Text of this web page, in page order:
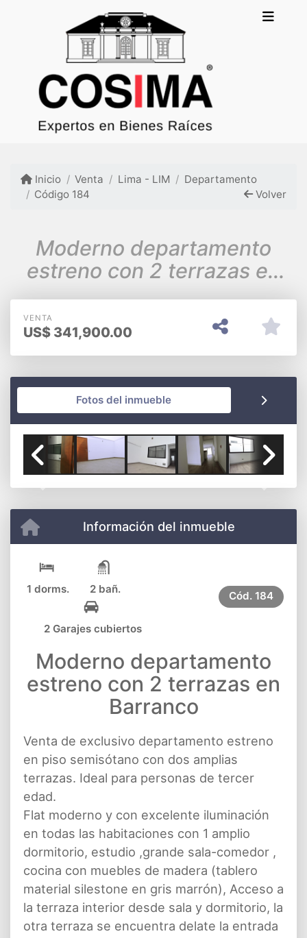
Inicio Venta Lima - LIM
Departamento
Código 184
Volver
Moderno departamento
estreno con 2 terrazas en
Barranco
VENTA
US$ 341,900.00
Fotos del inmueble
Información del inmueble
1 dorms. 2 bañ.
2 Garajes cubiertos
Cód. 184
Moderno departamento
estreno con 2 terrazas en
Barranco
Venta de exclusivo departamento estreno
en piso semisótano con dos amplias
terrazas. Ideal para personas de tercer
edad.
Flat moderno y con excelente iluminación
en todas las habitaciones con 1 amplio
dormitorio, estudio ,grande sala-comedor ,
cocina con muebles de madera (tablero
material silestone en gris marrón), Acceso a
la terraza interior desde sala y dormitorio, la
otra terraza se encuentra delate la entrada